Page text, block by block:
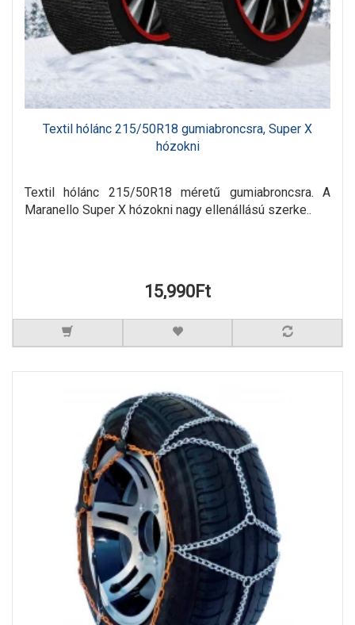
Textil hólánc 215/50R18 gumiabroncsra, Super X
hózokni
Textil hólánc 215/50R18 méretű gumiabroncsra. A
Maranello Super X hózokni nagy ellenállású szerke..
15,990Ft